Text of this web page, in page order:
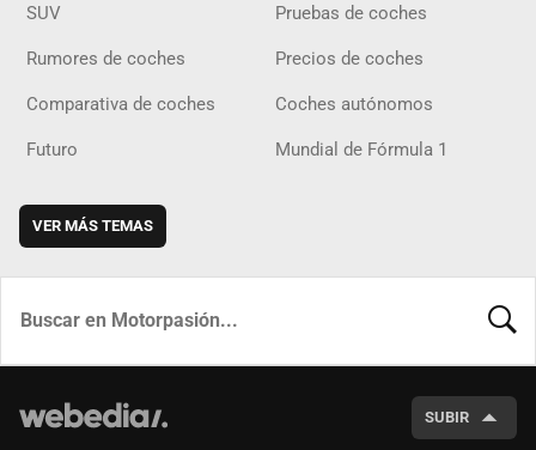
SUV Pruebas de coches
Rumores de coches Precios de coches
Comparativa de coches Coches autónomos
Futuro Mundial de Fórmula 1
VER MÁS TEMAS
SUBIR